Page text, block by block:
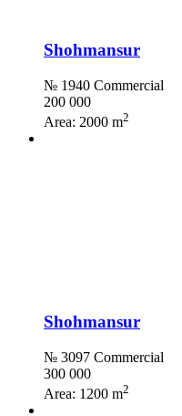
Shohmansur
№ 1940 Commercial
200 000
Area: 2000 m2
Shohmansur
№ 3097 Commercial
300 000
Area: 1200 m2